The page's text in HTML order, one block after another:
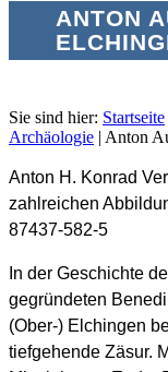
ANTON
Sie sind hier: Startseite
Archäologie | Anton
Anton H. Konrad
zahlreichen
87437-582-5
In der Geschichte
gegründeten
(Ober-) Elchingen
tiefgehende Zäsur.